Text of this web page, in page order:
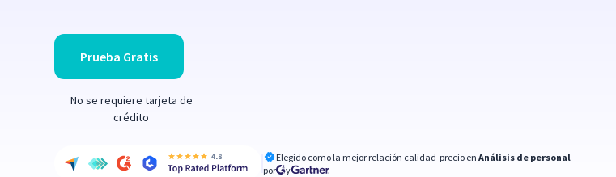
Prueba Gratis
No se requiere tarjeta de
crédito
Elegido como la mejor relación calidad-precio enAnálisis de personal
por
y